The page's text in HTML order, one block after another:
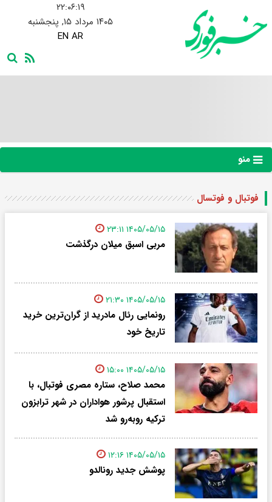
۲۲:۰۶:۱۹
۱۴۰۵ مرداد ۱۵, پنجشنبه
EN AR
منو
فوتبال و فوتسال
۱۴۰۵/۰۵/۱۵ ۲۳:۱۱
مربی اسبق میلان درگذشت
۱۴۰۵/۰۵/۱۵ ۲۱:۳۰
رونمایی رئال مادرید از گران‌ترین خرید
تاریخ خود
۱۴۰۵/۰۵/۱۵ ۱۵:۰۰
محمد صلاح، ستاره مصری فوتبال، با
استقبال پرشور هواداران در شهر ترابزون
ترکیه روبه‌رو شد
۱۴۰۵/۰۵/۱۵ ۱۲:۱۶
پوشش جدید رونالدو